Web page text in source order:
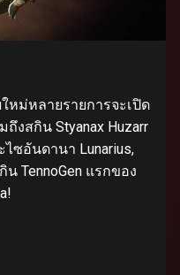
หม่หลายรายการจะเปิด
ถึงสกิน Styanax Huzarr
ซอันดานา Lunarius,
TennoGen แรกของ